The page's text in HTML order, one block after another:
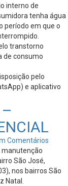
interno de
tenha água
período em que o
transtorno
de consumo
pelo
e aplicativo
Comentários
manutenção
São José,
nos bairros São
Natal.